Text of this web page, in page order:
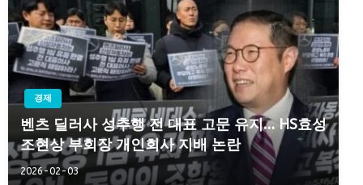
경제
벤츠 딜러사 성추행 전 대표 고문 유지… HS효성
조현상 부회장 개인회사 지배 논란
2026-02-03